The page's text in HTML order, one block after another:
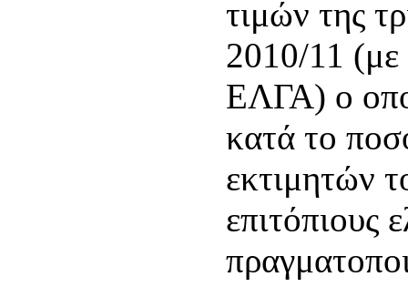
τιμών της
2010/11 (με
ΕΛΓΑ) ο
κατά το
εκτιμητών
επιτόπιους